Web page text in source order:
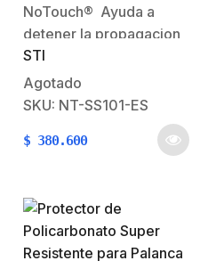
NoTouch® Ayuda a
detener la propagacion
de germenes Acción
de onda infrarroja
NoTouch® Permite al
usuario abrir una puerta
protegida sin tocar el
frente al interruptor
IR Ayuda a reducir la
propagación de
STI
Agotado
SKU: NT-SS101-ES
$ 380.600